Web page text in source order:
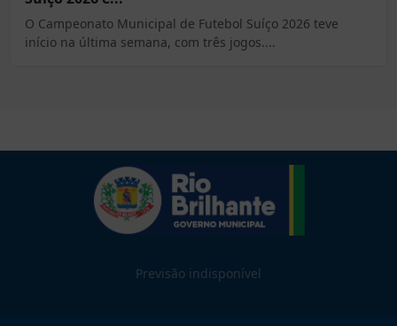
O Campeonato Municipal de Futebol Suíço 2026 teve
início na última semana, com três jogos....
Previsão indisponível